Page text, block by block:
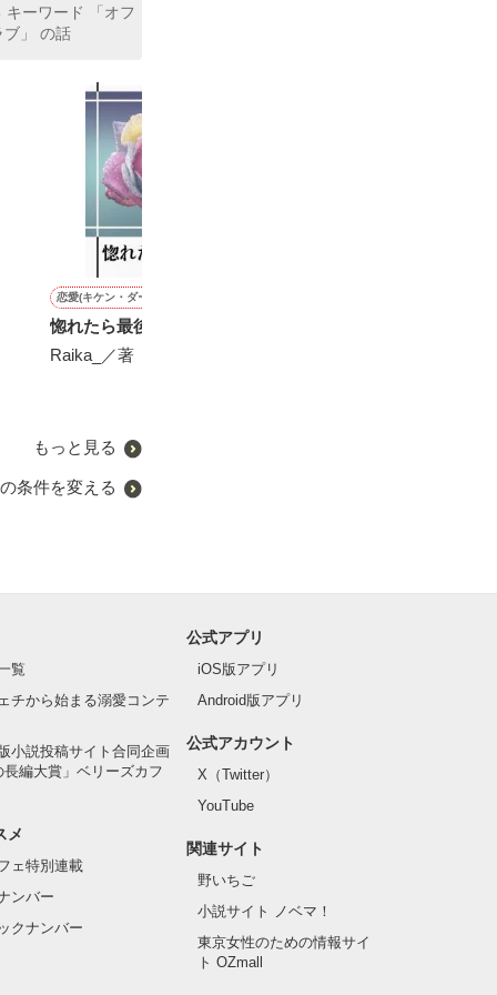
キーワード 「オフ
ブ」 の話
恋愛(キケン・ダーク)
惚れたら最後。
Raika_／著
もっと見る
条件を変える
覧
チから始まる溺愛コンテ
小説投稿サイト合同企画
長編大賞」ベリーズカフ
メ
ェ特別連載
ンバー
クナンバー
公式アプリ
iOS版アプリ
Android版アプリ
公式アカウント
X（Twitter）
YouTube
関連サイト
野いちご
小説サイト ノベマ！
東京女性のための情報サイ
ト OZmall